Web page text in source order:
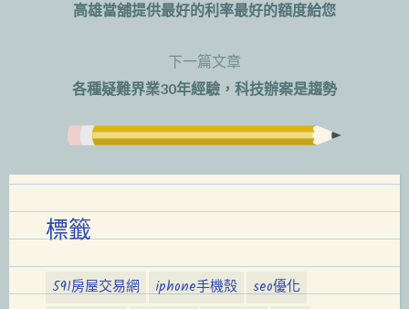
高雄當舖提供最好的利率最好的額度給您
下一篇文章
各種疑難界業30年經驗，科技辦案是趨勢
標籤
591房屋交易網 iphone手機殼
seo優化